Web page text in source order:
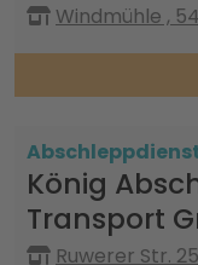
Windmühle ,
König
Transport
Ruwerer Str.